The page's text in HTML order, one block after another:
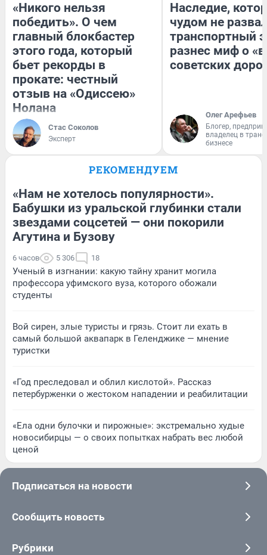
«Никого нельзя
победить». О чем
главный блокбастер
этого года, который
бьет рекорды в
прокате: честный
отзыв на «Одиссею»
Нолана
Стас Соколов
Эксперт
Наследие,
чудом не
транспортный
разнес миф о
советских
Олег Арефьев
Блогер,
владелец в
бизнесе
РЕКОМЕНДУЕМ
«Нам не хотелось популярности».
Бабушки из уральской глубинки стали
звездами соцсетей — они покорили
Агутина и Бузову
6 часов 5 306 18
Ученый в изгнании: какую тайну хранит могила
профессора уфимского вуза, которого обожали
студенты
Вой сирен, злые туристы и грязь. Стоит ли ехать в
самый большой аквапарк в Геленджике — мнение
туристки
«Год преследовал и облил кислотой». Рассказ
петербурженки о жестоком нападении и реабилитации
«Ела одни булочки и пирожные»: экстремально худые
новосибирцы — о своих попытках набрать вес любой
ценой
Подписаться на новости
Сообщить новость
Рубрики